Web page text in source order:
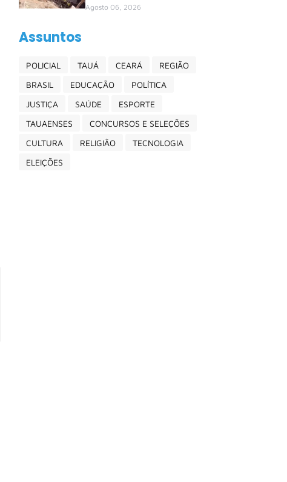
Agosto 06, 2026
Assuntos
POLICIAL TAUÁ CEARÁ
REGIÃO
BRASIL
EDUCAÇÃO
POLÍTICA
JUSTIÇA
SAÚDE
ESPORTE
TAUAENSES
CONCURSOS E SELEÇÕES
CULTURA
RELIGIÃO
TECNOLOGIA
ELEIÇÕES